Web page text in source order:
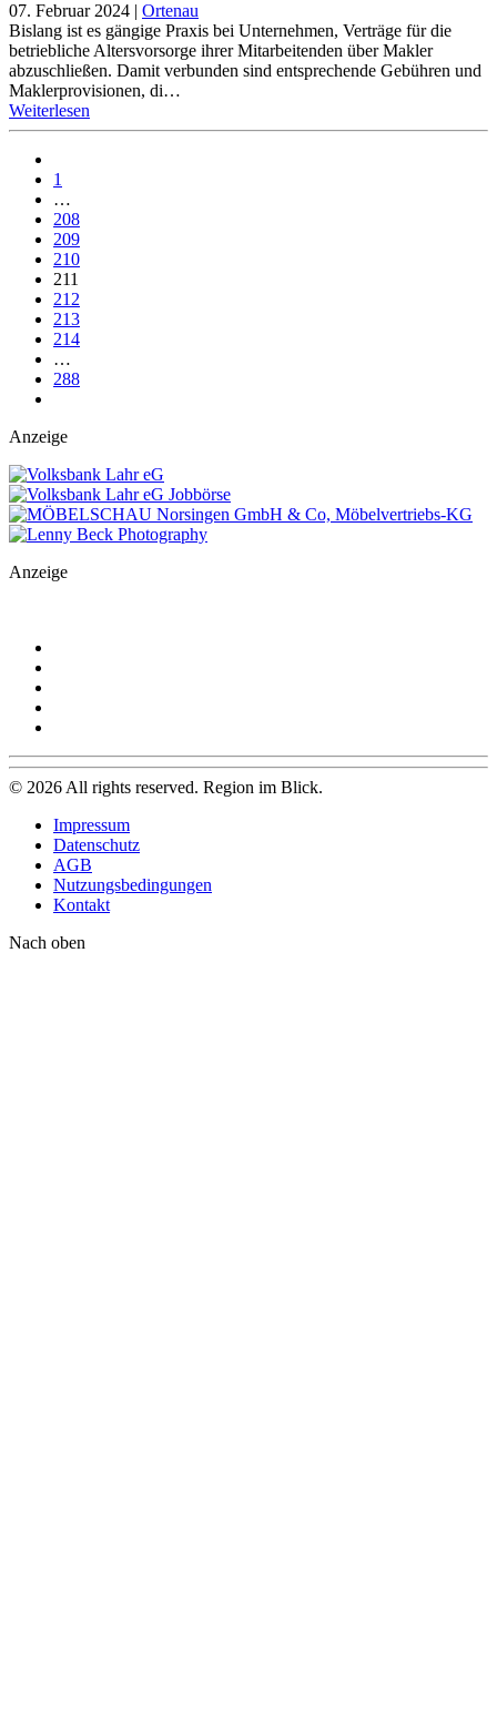
07. Februar 2024 | Ortenau
Bislang ist es gängige Praxis bei Unternehmen, Verträge für die
betriebliche Altersvorsorge ihrer Mitarbeitenden über Makler
abzuschließen. Damit verbunden sind entsprechende Gebühren und
Maklerprovisionen, di…
Weiterlesen
1
…
208
209
210
211
212
213
214
…
288
Anzeige
Anzeige
© 2026 All rights reserved. Region im Blick.
Impressum
Datenschutz
AGB
Nutzungsbedingungen
Kontakt
Nach oben